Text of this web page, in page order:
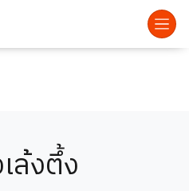
ล้งตึ้ง